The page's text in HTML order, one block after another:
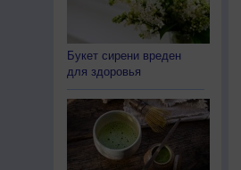
Букет сирени вреден
для здоровья